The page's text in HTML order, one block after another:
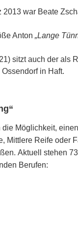
2013 war Beate
Anton „Lange
sitzt auch der als
in Haft.
Möglichkeit,
Mittlere Reife oder
Aktuell stehen
Berufen: